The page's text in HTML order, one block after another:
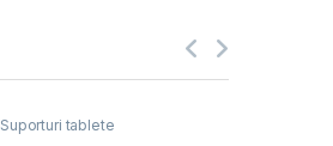
Suporturi tablete